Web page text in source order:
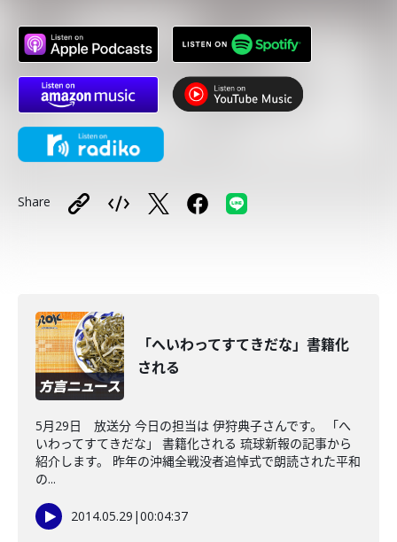
Share
「へいわってすてきだな」書籍化
される
5月29日 放送分 今日の担当は 伊狩典子さんです。 「へ
いわってすてきだな」 書籍化される 琉球新報の記事から
紹介します。 昨年の沖縄全戦没者追悼式で朗読された平和
の...
2014.05.29 |00:04:37